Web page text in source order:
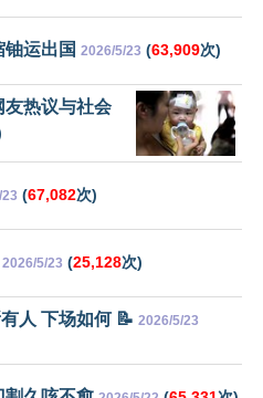
运出国 2026/5/23 (63,909次)
友热议与社会
(67,082次)
2026/5/23 (25,128次)
人 下场如何 📝 2026/5/23